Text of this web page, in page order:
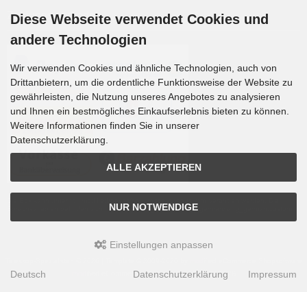
Zahlungsmethoden
Sprachvariablen befinden sich in der Datei tpl_modified/lang/german/lang_german.custom.
ified eCommerce Shopsoftware © 2009-2026
Diese Webseite verwendet Cookies und
andere Technologien
Wir verwenden Cookies und ähnliche Technologien, auch von
Drittanbietern, um die ordentliche Funktionsweise der Website zu
gewährleisten, die Nutzung unseres Angebotes zu analysieren
und Ihnen ein bestmögliches Einkaufserlebnis bieten zu können.
Weitere Informationen finden Sie in unserer
Datenschutzerklärung.
ALLE AKZEPTIEREN
NUR NOTWENDIGE
Einstellungen anpassen
Deutsch Datenschutzerklärung Impressum